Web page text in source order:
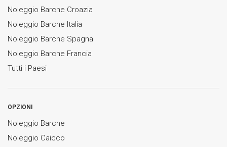
Noleggio Barche Croazia
Noleggio Barche Italia
Noleggio Barche Spagna
Noleggio Barche Francia
Tutti i Paesi
OPZIONI
Noleggio Barche
Noleggio Caicco